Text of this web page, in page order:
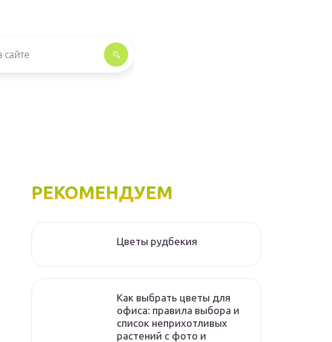
РЕКОМЕНДУЕМ
Цветы рудбекия
Как выбрать цветы для
офиса: правила выбора и
список неприхотливых
растений с фото и